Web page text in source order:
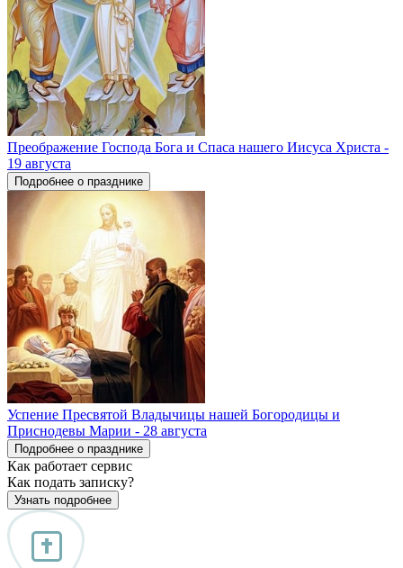
Преображение Господа Бога и Спаса нашего Иисуса Христа -
19 августа
Подробнее о празднике
Успение Пресвятой Владычицы нашей Богородицы и
Приснодевы Марии - 28 августа
Подробнее о празднике
Как работает сервис
Как подать записку?
Узнать подробнее